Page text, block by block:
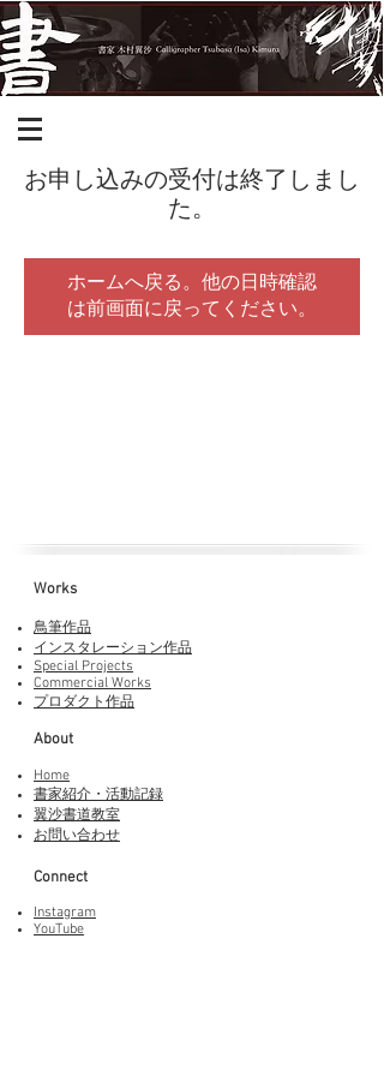
お申し込みの受付は終了しまし
た。
ホームへ戻る。他の日時確認
は前画面に戻ってください。
Works​
鳥筆作品
インスタレーション作品
Special Projects
Commercial Works
プロダクト作品
About
Home
書家紹介・活動記録
​翼沙書道教室
お問い合わせ
Connect
Instagram
YouTube